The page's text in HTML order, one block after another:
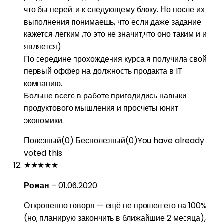
что бы перейти к следующему блоку. Но после их
выполнения понимаешь, что если даже задание
кажется легким ,то это не значит,что оно таким и и
является)
По середине прохождения курса я получила свой
первый оффер на должность продакта в IT
компанию.
Больше всего в работе пригодидись навыки
продуктового мышления и просчеты юнит
экономики.
Полезный(0) Бесполезный(0)You have already
voted this
★★★★★
Роман – 01.06.2020
Откровенно говоря — ещё не прошел его на 100%
(но, планирую закончить в ближайшие 2 месяца),